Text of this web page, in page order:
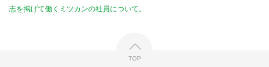
志を掲げて働くミツカンの社員について。
TOP